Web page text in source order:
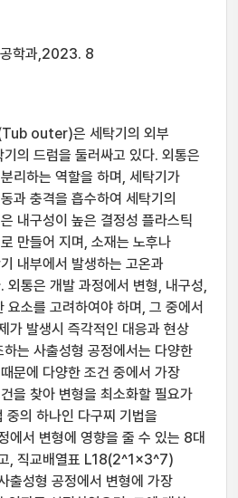
학과,2023. 8
outer)은 세탁기의 외부
의 드럼을 둘러싸고 있다. 외통은
리하는 역할을 하며, 세탁기가
과 충격을 흡수하여 세탁기의
내구성이 높은 결정성 플라스틱
만들어 지며, 소재는 노후나
내부에서 발생하는 고온과
외통은 개발 과정에서 변형, 내구성,
요소를 고려하여야 하며, 그 중에서
가 발생시 즉각적인 대응과 현상
는 사출성형 공정에서는 다양한
문에 다양한 조건 중에서 가장
을 찾아 변형을 최소화할 필요가
의 하나인 다구찌 기법을
에서 변형에 영향을 줄 수 있는 8대
, 직교배열표 L18(2^1×3^7)
출성형 공정에서 변형에 가장